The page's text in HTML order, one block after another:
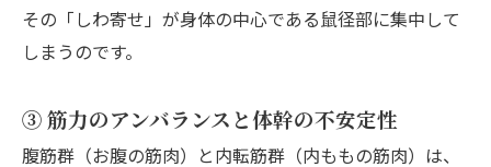
その「しわ寄せ」が身体の中心である鼠径部に集中して
しまうのです。
③ 筋力のアンバランスと体幹の不安定性
腹筋群（お腹の筋肉）と内転筋群（内ももの筋肉）は、